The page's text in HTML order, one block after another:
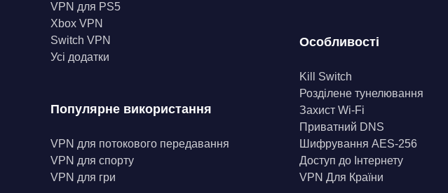
VPN для PS5
Xbox VPN
Switch VPN
Усі додатки
Популярне використання
VPN для потокового передавання
VPN для спорту
VPN для гри
Особливості
Kill Switch
Розділене тунелювання
Захист Wi-Fi
Приватний DNS
Шифрування AES-256
Доступ до Інтернету
VPN Для Країни